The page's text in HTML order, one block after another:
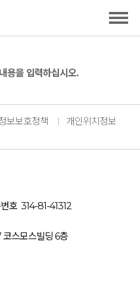
용을 입력하십시오.
보보호정책
개인위치정보
호 314-81-41312
스모스빌딩 6층